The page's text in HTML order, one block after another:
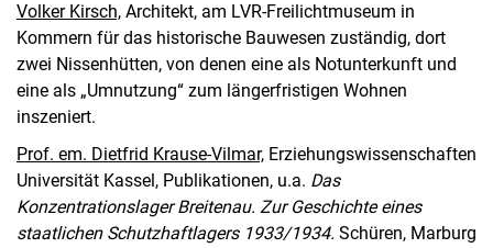
Volker Kirsch, Architekt, am LVR-Freilichtmuseum in
Kommern für das historische Bauwesen zuständig, dort
zwei Nissenhütten, von denen eine als Notunterkunft und
eine als „Umnutzung“ zum längerfristigen Wohnen
inszeniert.
Prof. em. Dietfrid Krause-Vilmar, Erziehungswissenschaften
Universität Kassel, Publikationen, u.a. Das
Konzentrationslager Breitenau. Zur Geschichte eines
staatlichen Schutzhaftlagers 1933/1934. Schüren, Marburg